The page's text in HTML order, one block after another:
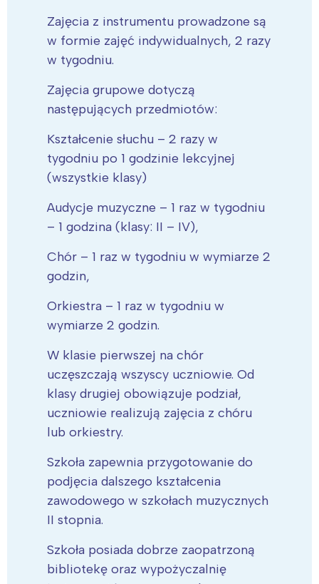
Zajęcia z instrumentu prowadzone są
w formie zajęć indywidualnych, 2 razy
w tygodniu.
Zajęcia grupowe dotyczą
następujących przedmiotów:
Kształcenie słuchu – 2 razy w
tygodniu po 1 godzinie lekcyjnej
(wszystkie klasy)
Audycje muzyczne – 1 raz w tygodniu
– 1 godzina (klasy: II – IV),
Chór – 1 raz w tygodniu w wymiarze 2
godzin,
Orkiestra – 1 raz w tygodniu w
wymiarze 2 godzin.
W klasie pierwszej na chór
uczęszczają wszyscy uczniowie. Od
klasy drugiej obowiązuje podział,
uczniowie realizują zajęcia z chóru
lub orkiestry.
Szkoła zapewnia przygotowanie do
podjęcia dalszego kształcenia
zawodowego w szkołach muzycznych
II stopnia.
Szkoła posiada dobrze zaopatrzoną
bibliotekę oraz wypożyczalnię